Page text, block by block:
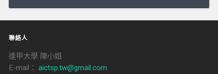
覽
聯絡人
逢甲大學 陳小姐
E-mail： aictsp.tw@gmail.com